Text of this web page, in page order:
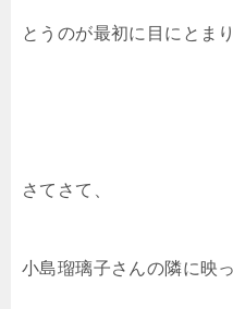
とうのが最初に目にとま
さてさて、
小島瑠璃子さんの隣に映